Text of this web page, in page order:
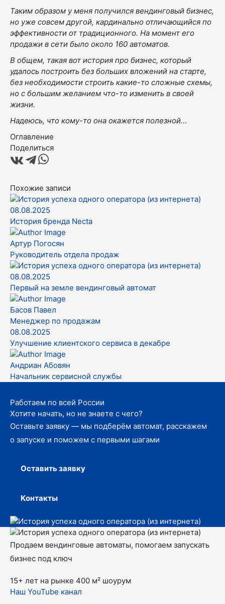
Таким образом у меня получился вендинговый бизнес,
но уже совсем другой, кардинально отличающийся по
эффективности от традиционного. На момент его
продажи в сети было около 160 автоматов.
В общем, такая вот история про бизнес, который
удалось построить без больших вложений на старте,
без необходимости строить какие-то сложные схемы,
но с большим желанием что-то изменить в своей
жизни.
Надеюсь, что кому-то она окажется полезной…
Оглавление
Поделиться
Похожие записи
08.08.2025
История бренда Necta
Артур Погосян
Руководитель отдела продаж
08.08.2025
Первый на земле вендинговый автомат
Басов Павел
Менеджер по продажам
08.08.2025
Улучшение клиентского сервиса в декабре
Андриан Абовян
Начальник сервисной службы
Работаем по всей России
Хотите начать, но не знаете с чего?
Оставьте заявку — мы подберём автомат, расскажем
о запуске и поможем с первыми шагами
Оставить заявку
Контакты
Продаем вендинговые автоматы, помогаем запускать
бизнес под ключ
15+ лет на рынке 400 м² шоурум
Наш YouTube канал